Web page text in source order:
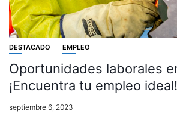
DESTACADO EMPLEO
Oportunidades laborales
¡Encuentra tu empleo ideal!
septiembre 6, 2023